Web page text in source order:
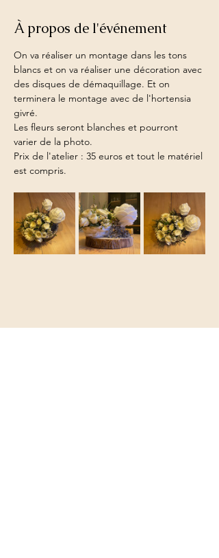
À propos de l'événement
On va réaliser un montage dans les tons
blancs et on va réaliser une décoration avec
des disques de démaquillage. Et on
terminera le montage avec de l'hortensia
givré.
Les fleurs seront blanches et pourront
varier de la photo.
Prix de l'atelier : 35 euros et tout le matériel
est compris.